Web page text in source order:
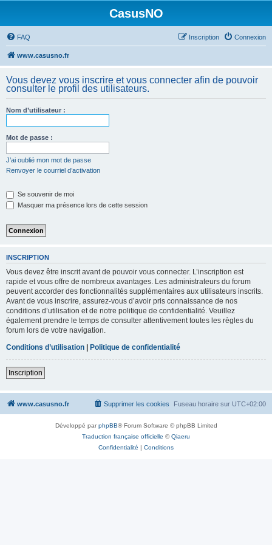
CasusNO
FAQ Connexion
Inscription
www.casusno.fr
Vous devez vous inscrire et vous connecter afin de pouvoir
consulter le profil des utilisateurs.
Nom d’utilisateur :
Mot de passe :
J’ai oublié mon mot de passe
Renvoyer le courriel d’activation
Se souvenir de moi
Masquer ma présence lors de cette session
INSCRIPTION
Vous devez être inscrit avant de pouvoir vous connecter. L’inscription est
rapide et vous offre de nombreux avantages. Les administrateurs du forum
peuvent accorder des fonctionnalités supplémentaires aux utilisateurs inscrits.
Avant de vous inscrire, assurez-vous d’avoir pris connaissance de nos
conditions d’utilisation et de notre politique de confidentialité. Veuillez
également prendre le temps de consulter attentivement toutes les règles du
forum lors de votre navigation.
Conditions d’utilisation | Politique de confidentialité
Inscription
www.casusno.fr Fuseau horaire sur UTC+02:00
Supprimer les cookies
Développé parphpBB® Forum Software © phpBB Limited
Traduction française officielle ©Qiaeru
Confidentialité | Conditions